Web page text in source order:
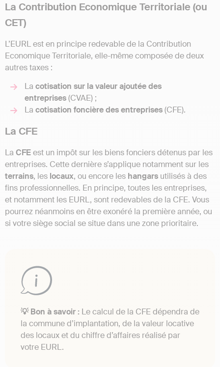
La Contribution Economique Territoriale (ou
CET)
L’EURL est en principe redevable de la Contribution
Economique Territoriale, elle-même composée de deux
autres taxes :
La cotisation sur la valeur ajoutée des
entreprises(CVAE) ;
La cotisation foncièredesentreprises(CFE).
La CFE
La CFEest un impôt sur les biens fonciers détenus par les
entreprises. Cette dernière s’applique notamment sur les
terrains, les locaux, ou encore les hangars utilisés à des
fins professionnelles. En principe, toutes les entreprises,
et notamment les EURL, sont redevables de la CFE. Vous
pourrez néanmoins en être exonéré la première année, ou
si votre siège social se situe dans une zone prioritaire.
💡 Bon à savoir : Le calcul de la CFE dépendra de
la commune d’implantation, de la valeur locative
des locaux et du chiffre d’affaires réalisé par
votre EURL.